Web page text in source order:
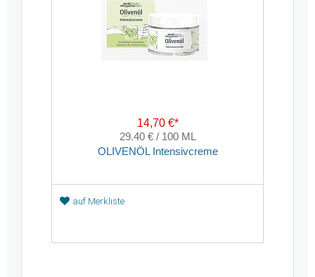
14,70 €*
29.40 € / 100 ML
OLIVENÖL Intensivcreme
auf Merkliste